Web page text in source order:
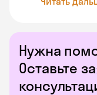
Нужна
Оставьте